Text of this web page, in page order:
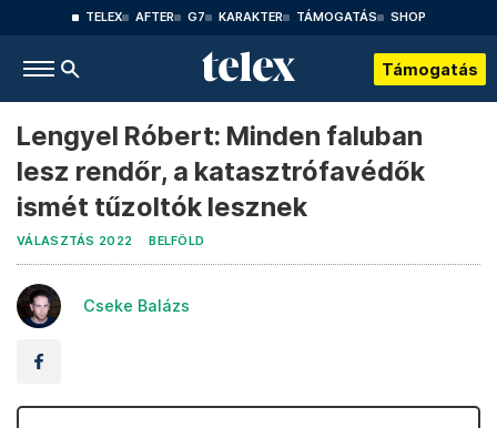
TELEX AFTER G7 KARAKTER TÁMOGATÁS SHOP
Támogatás
Lengyel Róbert: Minden faluban
lesz rendőr, a katasztrófavédők
ismét tűzoltók lesznek
VÁLASZTÁS 2022 BELFÖLD
Cseke Balázs